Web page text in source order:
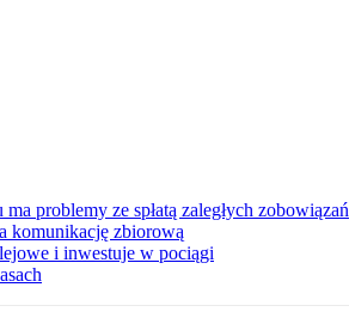
problemy ze spłatą zaległych zobowiązań
komunikację zbiorową
i inwestuje w pociągi